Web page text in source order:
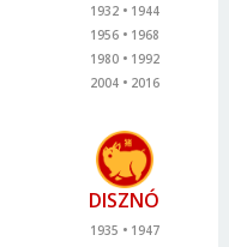
1932
1944
1956
1968
1980
1992
2004
2016
DISZNÓ
1935
1947